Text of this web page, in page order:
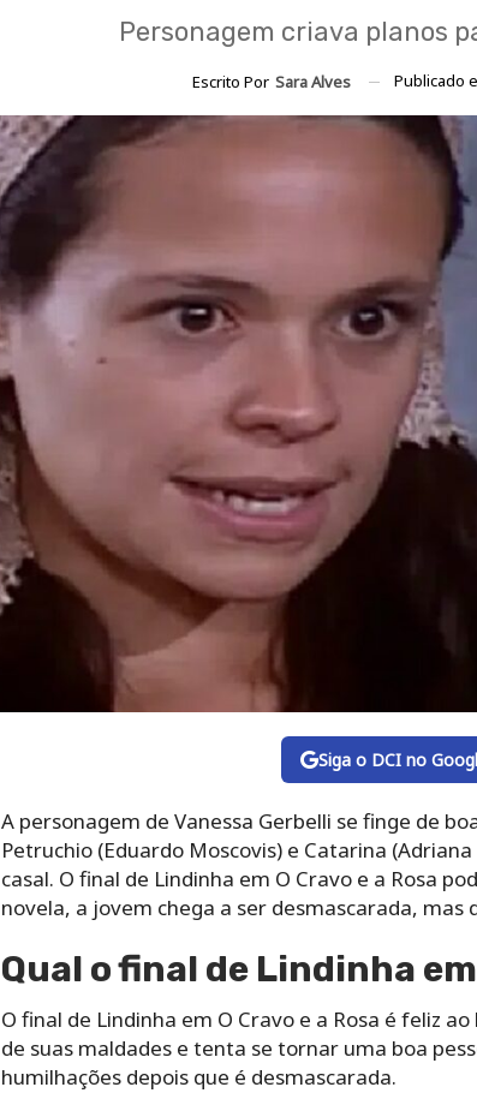
Personagem criava planos
Escrito Por Sara Alves Publicado
Siga o DCI no
A personagem de Vanessa Gerbelli se finge de
Petruchio (Eduardo Moscovis) e Catarina
casal. O final de Lindinha em O Cravo e a Rosa
novela, a jovem chega a ser desmascarada,
Qual o final de Lindinha em
O final de Lindinha em O Cravo e a Rosa é feliz
de suas maldades e tenta se tornar uma boa
humilhações depois que é desmascarada.